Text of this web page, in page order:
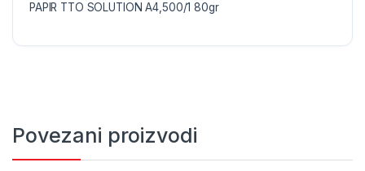
PAPIR TTO SOLUTION A4,500/1 80gr
Povezani proizvodi